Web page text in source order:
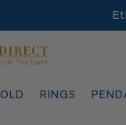
RINGS